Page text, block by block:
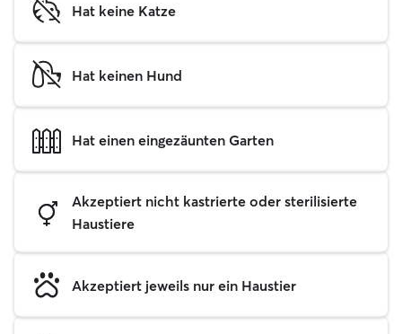
Hat keine Katze
Hat keinen Hund
Hat einen eingezäunten Garten
Akzeptiert nicht kastrierte oder sterilisierte
Haustiere
Akzeptiert jeweils nur ein Haustier